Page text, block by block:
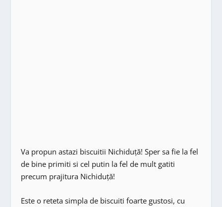
Va propun astazi biscuitii Nichiduță! Sper sa fie la fel
de bine primiti si cel putin la fel de mult gatiti
precum prajitura Nichiduță!
Este o reteta simpla de biscuiti foarte gustosi, cu